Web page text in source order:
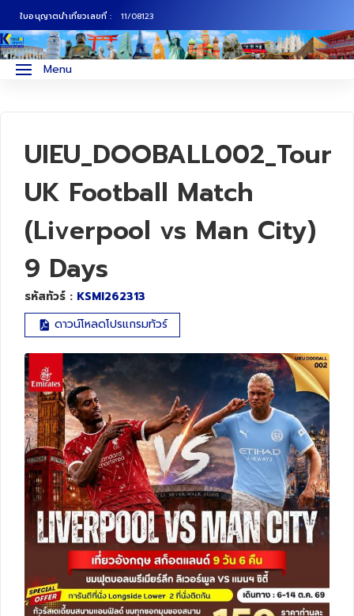
ใบอนุญาตนำเที่ยวเลขที่ : 11/08123
Menu
UIEU_DOOBALL002_Tour
UK Football Match
(Liverpool vs Man City)
9 Days
รหัสทัวร์ : KSMI262313
ดาวน์โหลดโปรแกรมทัวร์
ทัวร์ญี่ปุ่น
ทัวร์สแกนดิเนเวีย
ทัวร์จีน
ทัวร์ฮ่องกง
ทัวร์สิงคโปร์
ทัวร์ตุรเคีย
ทัวร์สวิตเซอร์แลนด์
ทัวร์พม่า
ทัวร์ลาว
ทัวร์มัลดีฟส์
ทัวร์เวียดนาม
ทัวร์อียิปต์
ภาคเหนือ
ภาคตะวันตก
ภาคตะวันออก